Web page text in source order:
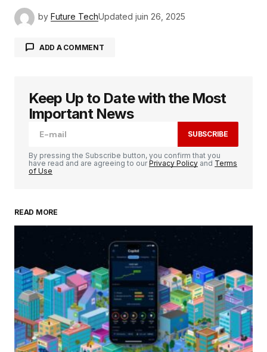
by Future TechUpdated juin 26, 2025
ADD A COMMENT
Votre adresse e-mail ne sera pas publiée. Les
champs obligatoires sont indiqués avec
Your Name
Enregistrer mon nom, mon e-mail et mon
site dans le navigateur pour mon prochain
commentaire.
SUBMIT COMMENT
Keep Up to Date with the Most
Important News
SUBSCRIBE
By pressing the Subscribe button, you confirm that you
have read and are agreeing to ourPrivacy Policy and Terms
of Use
READ MORE